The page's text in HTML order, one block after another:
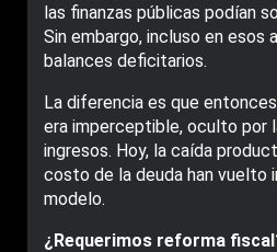
las finanzas públicas podían
Sin embargo, incluso en esos
balances deficitarios.
La diferencia es que
era imperceptible, oculto por
ingresos. Hoy, la caída
costo de la deuda han vuelto
modelo.
¿Requerimos reforma